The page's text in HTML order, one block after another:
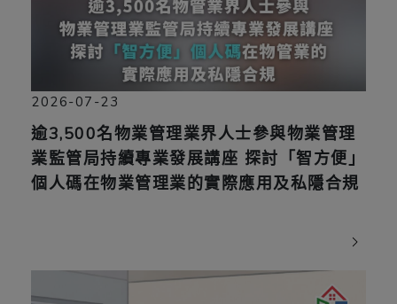
2026-07-23
逾3,500名物業管理業界人士參與物業管理
業監管局持續專業發展講座 探討「智方便」
個人碼在物業管理業的實際應用及私隱合規